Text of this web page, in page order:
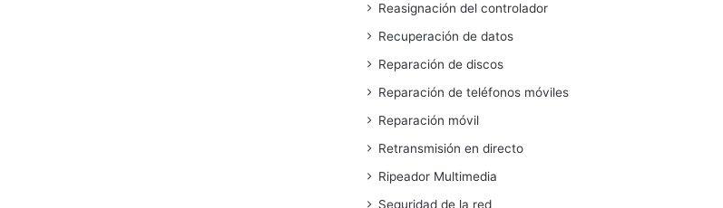
Reasignación del controlador
Recuperación de datos
Reparación de discos
Reparación de teléfonos móviles
Reparación móvil
Retransmisión en directo
Ripeador Multimedia
Seguridad de la red